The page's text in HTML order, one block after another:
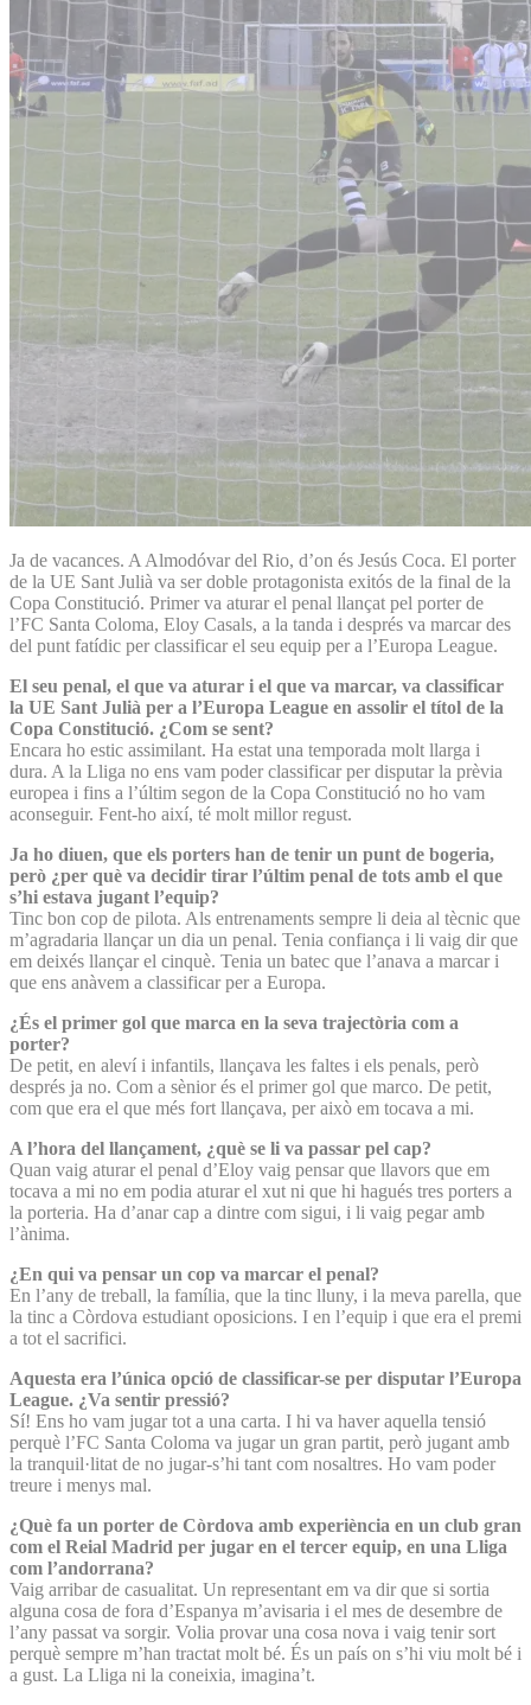
Ja de vacances. A Almodóvar del Rio, d’on és Jesús Coca. El porter
de la UE Sant Julià va ser doble protagonista exitós de la final de la
Copa Constitució. Primer va aturar el penal llançat pel porter de
l’FC Santa Coloma, Eloy Casals, a la tanda i després va marcar des
del punt fatídic per classificar el seu equip per a l’Europa League.
El seu penal, el que va aturar i el que va marcar, va classificar
la UE Sant Julià per a l’Europa League en assolir el títol de la
Copa Constitució. ¿Com se sent?
Encara ho estic assimilant. Ha estat una temporada molt llarga i
dura. A la Lliga no ens vam poder classificar per disputar la prèvia
europea i fins a l’últim segon de la Copa Constitució no ho vam
aconseguir. Fent-ho així, té molt millor regust.
Ja ho diuen, que els porters han de tenir un punt de bogeria,
però ¿per què va decidir tirar l’últim penal de tots amb el que
s’hi estava jugant l’equip?
Tinc bon cop de pilota. Als entrenaments sempre li deia al tècnic que
m’agradaria llançar un dia un penal. Tenia confiança i li vaig dir que
em deixés llançar el cinquè. Tenia un batec que l’anava a marcar i
que ens anàvem a classificar per a Europa.
¿És el primer gol que marca en la seva trajectòria com a
porter?
De petit, en aleví i infantils, llançava les faltes i els penals, però
després ja no. Com a sènior és el primer gol que marco. De petit,
com que era el que més fort llançava, per això em tocava a mi.
A l’hora del llançament, ¿què se li va passar pel cap?
Quan vaig aturar el penal d’Eloy vaig pensar que llavors que em
tocava a mi no em podia aturar el xut ni que hi ha­gués tres porters a
la porteria. Ha d’anar cap a dintre com sigui, i li vaig pegar amb
l’ànima.
¿En qui va pensar un cop va marcar el penal?
En l’any de treball, la família, que la tinc lluny, i la meva parella, que
la tinc a Còrdova estudiant oposicions. I en l’equip i que era el premi
a tot el sacrifici.
Aquesta era l’única opció de classificar-se per disputar l’Europa
League. ¿Va sentir pressió?
Sí! Ens ho vam jugar tot a una carta. I hi va haver aquella tensió
perquè l’FC Santa Coloma va jugar un gran partit, però jugant amb
la tranquil·litat de no jugar-s’hi tant com nosaltres. Ho vam poder
treure i menys mal.
¿Què fa un porter de Còrdova amb experiència en un club gran
com el Reial Madrid per jugar en el tercer equip, en una Lliga
com l’andorrana?
Vaig arribar de casualitat. Un representant em va dir que si sortia
alguna cosa de fora d’Espanya m’avisaria i el mes de desembre de
l’any passat va sorgir. Volia provar una cosa nova i vaig tenir sort
perquè sempre m’han tractat molt bé. És un país on s’hi viu molt bé i
a gust. La Lliga ni la coneixia, imagina’t.